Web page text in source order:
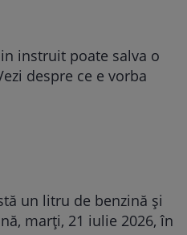
instruit poate salva o
despre ce e vorba
un litru de benzină și
marți, 21 iulie 2026, în